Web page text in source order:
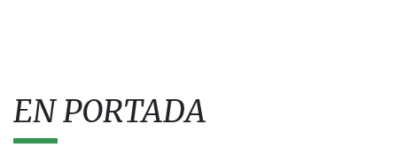
EN PORTADA